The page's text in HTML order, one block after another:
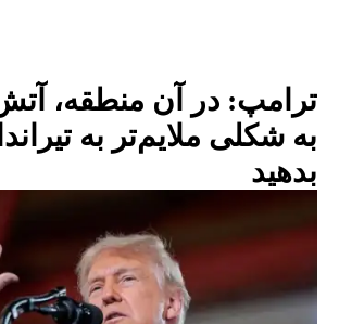
ترامپ: در آن منطقه،
به شکلی ملایم‌تر به
بدهید